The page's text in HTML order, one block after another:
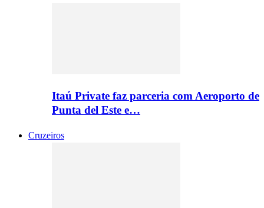
Itaú Private faz parceria com Aeroporto de
Punta del Este e…
Cruzeiros